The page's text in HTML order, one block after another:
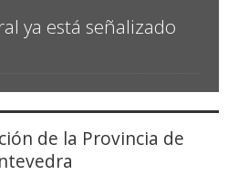
ya está señalizado
de la Provincia de